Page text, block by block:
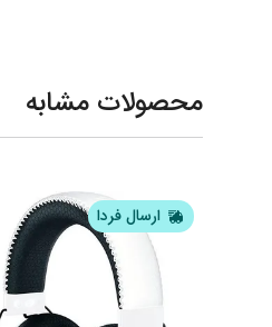
محصولات مشابه
ارسال فردا